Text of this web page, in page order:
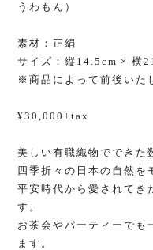
うわもん）
素材：正絹
サイズ：縦14.5cm × 横
※商品によって前後いた
¥30,000+tax
美しい有職織物でできた
四季折々の日本の自然を
平安時代から愛されてき
す。
お茶会やパーティーでも
ます。